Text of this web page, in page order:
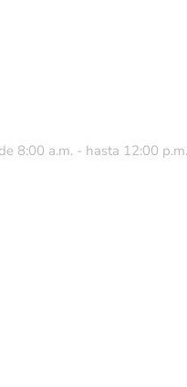
8:00 a.m. - hasta 12:00 p.m.